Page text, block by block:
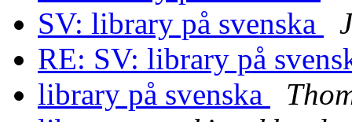
SV: library på svenska
RE: SV: library på
library på svenska